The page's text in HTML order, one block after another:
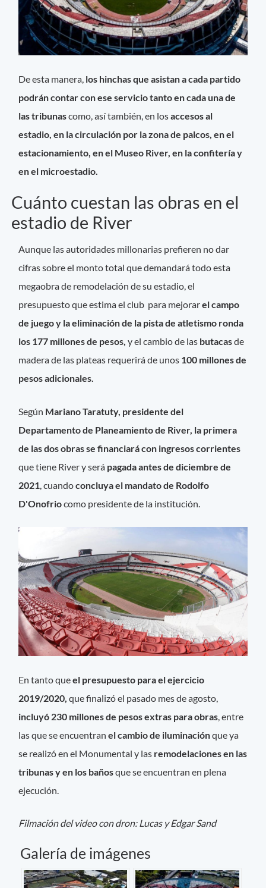
De esta manera, los hinchas que asistan a cada partido
podrán contar con ese servicio tanto en cada una de
las tribunascomo, así también, en losaccesos al
estadio, en la circulación por la zona de palcos, en el
estacionamiento, en el Museo River, en la confitería y
en el microestadio.
Cuánto cuestan las obras en el
estadio de River
Aunque las autoridades millonarias prefieren no dar
cifras sobre el monto total que demandará todo esta
megaobra de remodelación de su estadio, el
presupuesto que estima el club para mejorarel campo
de juego y la eliminación de la pista de atletismo ronda
los 177 millones de pesos,y el cambio de las butacasde
madera de las plateas requerirá de unos 100 millones de
pesos adicionales.
Según Mariano Taratuty, presidente del
Departamento de Planeamiento de River, la primera
de las dos obras se financiará con ingresos corrientes
que tiene River y será pagada antes de diciembre de
2021 , cuandoconcluya el mandato de Rodolfo
D'Onofriocomo presidente de la institución.
En tanto queel presupuesto para el ejercicio
2019/2020,que finalizó el pasado mes de agosto,
incluyó 230 millones de pesos extras para obras , entre
las que se encuentranel cambio de iluminaciónque ya
se realizó en el Monumental y las remodelaciones en las
tribunas y en los bañosque se encuentran en plena
ejecución.
Filmación del video con dron: Lucas y Edgar Sand
Galería de imágenes